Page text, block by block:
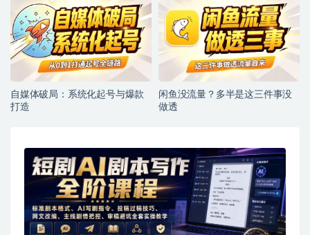
自媒体破局：系统化起号与爆款
打造
闲鱼没流量？多半是这三件事没
做透